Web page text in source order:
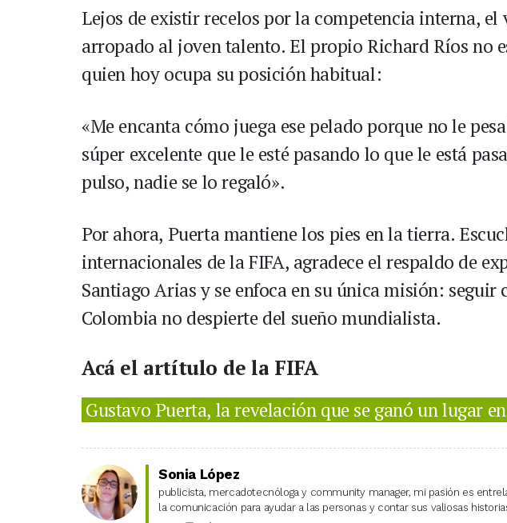
Lejos de existir recelos por la competencia interna,
arropado al joven talento. El propio Richard Ríos no
quien hoy ocupa su posición habitual:
«Me encanta cómo juega ese pelado porque no le
súper excelente que le esté pasando lo que le está
pulso, nadie se lo regaló».
Por ahora, Puerta mantiene los pies en la tierra.
internacionales de la FIFA, agradece el respaldo de
Santiago Arias y se enfoca en su única misión: seguir
Colombia no despierte del sueño mundialista.
Acá el artítulo de la FIFA
Gustavo Puerta, la revelación que se ganó un lugar
Sonia López
publicista, mercadotecnóloga y community manager, mi pasión es
la comunicación para ayudar a las personas y contar sus valiosas